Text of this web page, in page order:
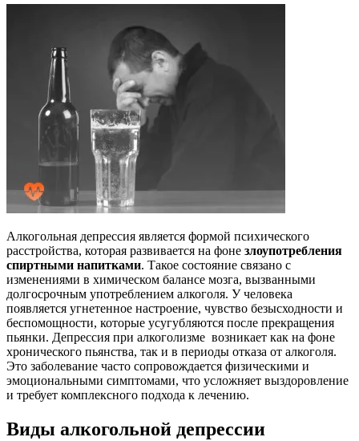
Алкогольная депрессия является формой психического
расстройства, которая развивается на фоне злоупотребления
спиртными напитками. Такое состояние связано с
изменениями в химическом балансе мозга, вызванными
долгосрочным употреблением алкоголя. У человека
появляется угнетенное настроение, чувство безысходности и
беспомощности, которые усугубляются после прекращения
пьянки. Депрессия при алкоголизме возникает как на фоне
хронического пьянства, так и в периоды отказа от алкоголя.
Это заболевание часто сопровождается физическими и
эмоциональными симптомами, что усложняет выздоровление
и требует комплексного подхода к лечению.
Виды алкогольной депрессии